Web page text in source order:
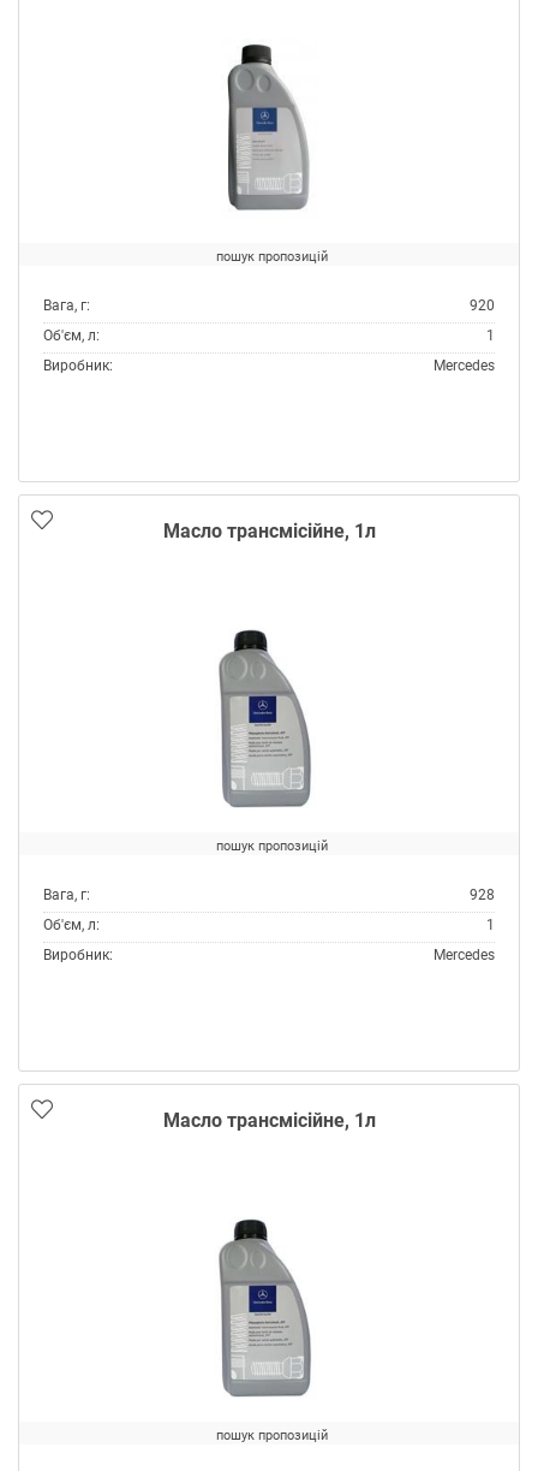
пошук пропозицій
Вага, г:
920
Об'єм, л:
1
Виробник:
Mercedes
Масло трансмісійне, 1л
пошук пропозицій
Вага, г:
928
Об'єм, л:
1
Виробник:
Mercedes
Масло трансмісійне, 1л
пошук пропозицій